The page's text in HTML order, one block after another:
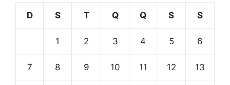
D S T Q Q S S
1 2 3 4 5 6
7 8 9 10 11 12 13